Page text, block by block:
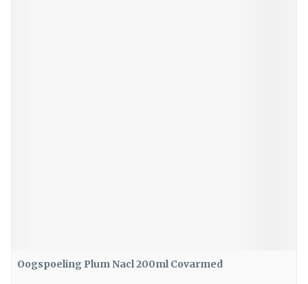
Oogspoeling Plum Nacl 200ml Covarmed